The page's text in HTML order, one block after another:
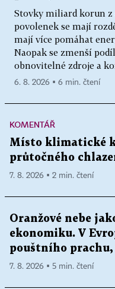
Stovky miliard korun z
povolenek se mají
mají více pomáhat
Naopak se zmenší
obnovitelné zdroje a
6. 8. 2026 ▪ 6 min. čtení
KOMENTÁŘ
Místo klimatické
průtočného
7. 8. 2026 ▪ 2 min. čtení
Oranžové nebe
ekonomiku. V
pouštního
7. 8. 2026 ▪ 5 min. čtení